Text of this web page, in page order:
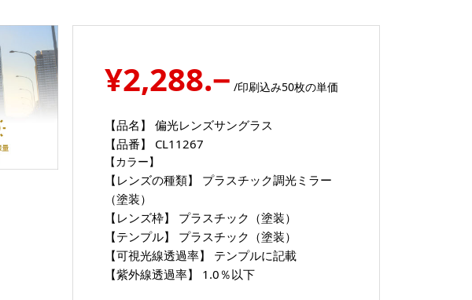
¥2,288.− /印刷込み50枚の単価
【品名】
偏光レンズサングラス
【品番】
CL11267
【カラー】
【レンズの種類】
プラスチック調光ミラー
（塗装）
【レンズ枠】
プラスチック（塗装）
【テンプル】
プラスチック（塗装）
【可視光線透過率】
テンプルに記載
【紫外線透過率】
1.0％以下